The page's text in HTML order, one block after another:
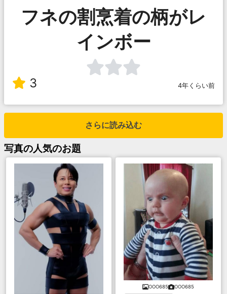
フネの割烹着の柄がレ
インボー
3 4年くらい前
さらに読み込む
写真の人気のお題
OOO685 OOO685